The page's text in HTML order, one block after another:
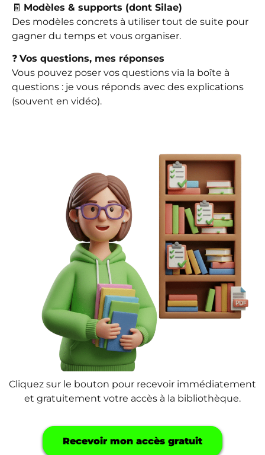
🧾 Modèles & supports (dont Silae)
Des modèles concrets à utiliser tout de suite pour
gagner du temps et vous organiser.
❓ Vos questions, mes réponses
Vous pouvez poser vos questions via la boîte à
questions : je vous réponds avec des explications
(souvent en vidéo).
Cliquez sur le bouton pour recevoir immédiatement
et gratuitement votre accès à la bibliothèque.
Recevoir mon accès gratuit